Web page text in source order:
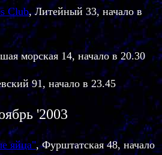
Club, Литейный 33, начало в
морская 14, начало в 20.30
91, начало в 23.45
'2003
яйца", Фурштатская 48, начало